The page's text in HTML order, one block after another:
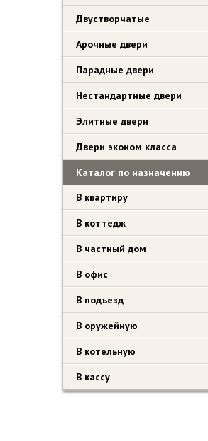
Двустворчатые
Арочные двери
Парадные двери
Нестандартные двери
Элитные двери
Двери эконом класса
Каталог по назначению
В квартиру
В коттедж
В частный дом
В офис
В подъезд
В оружейную
В котельную
В кассу